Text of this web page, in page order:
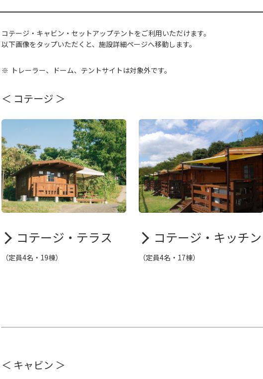
コテージ・キャビン・セットアップテントをご利用いただけます。
以下画像をタップいただくと、施設詳細ページへ移動します。
トレーラー、ドーム、テントサイトは対象外です。
＜ コテージ ＞
コテージ・テラス
（定員4名・19棟）
コテージ・キッチン
（定員4名・17棟）
＜ キャビン ＞